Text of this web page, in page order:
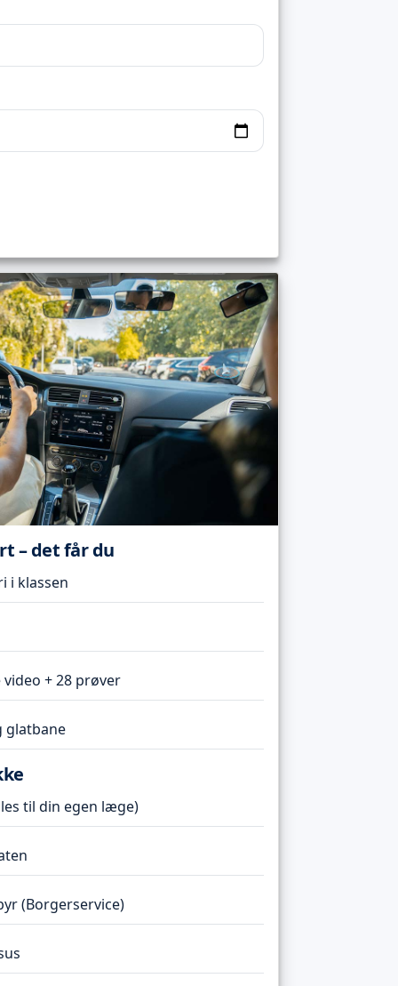
– det får du
i klassen
+ 28 prøver
glatbane
til din egen læge)
(Borgerservice)